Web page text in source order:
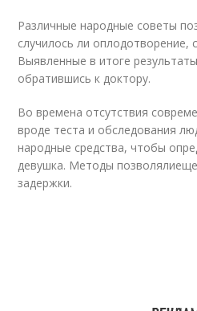
Различные народные советы
случилось ли оплодотворение,
Выявленные в итоге
обратившись к доктору.
Во времена отсутствия
вроде теста и обследования
народные средства, чтобы
девушка. Методы
задержки.